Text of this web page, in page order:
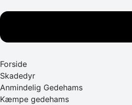
Forside
Skadedyr
Anmindelig Gedehams
Kæmpe gedehams